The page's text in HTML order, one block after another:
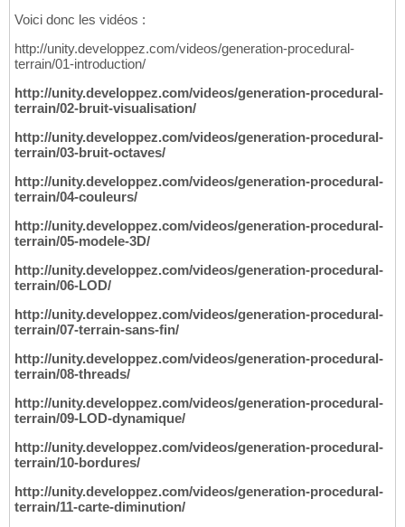
Voici donc les vidéos :
http://unity.developpez.com/videos/generation-procedural-
terrain/01-introduction/
http://unity.developpez.com/videos/generation-procedural-
terrain/02-bruit-visualisation/
http://unity.developpez.com/videos/generation-procedural-
terrain/03-bruit-octaves/
http://unity.developpez.com/videos/generation-procedural-
terrain/04-couleurs/
http://unity.developpez.com/videos/generation-procedural-
terrain/05-modele-3D/
http://unity.developpez.com/videos/generation-procedural-
terrain/06-LOD/
http://unity.developpez.com/videos/generation-procedural-
terrain/07-terrain-sans-fin/
http://unity.developpez.com/videos/generation-procedural-
terrain/08-threads/
http://unity.developpez.com/videos/generation-procedural-
terrain/09-LOD-dynamique/
http://unity.developpez.com/videos/generation-procedural-
terrain/10-bordures/
http://unity.developpez.com/videos/generation-procedural-
terrain/11-carte-diminution/